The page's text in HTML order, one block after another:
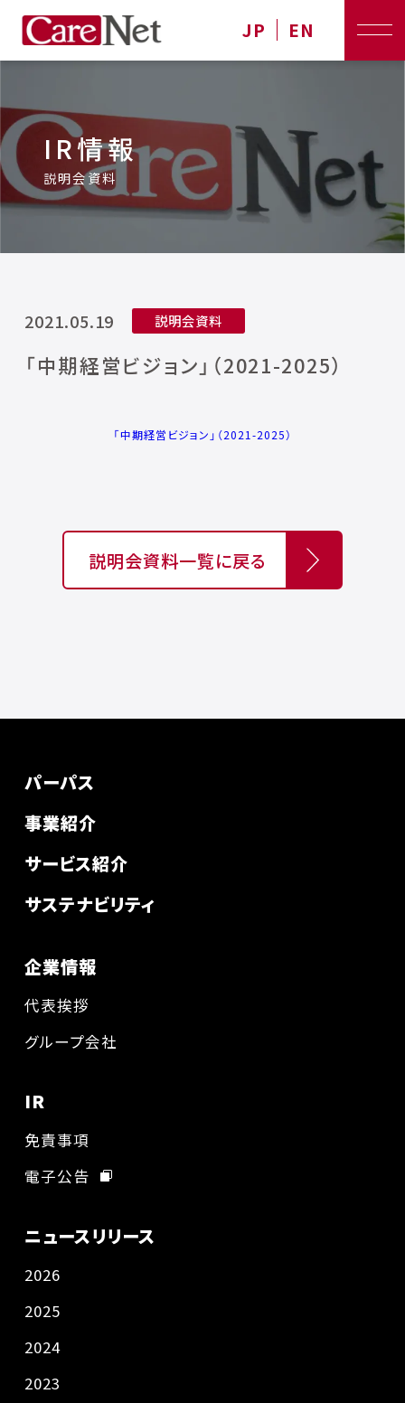
JP EN
IR情報
説明会資料
2021.05.19 説明会資料
「中期経営ビジョン」（2021-2025）
「中期経営ビジョン」（2021-2025）
説明会資料一覧に戻る
パーパス
事業紹介
サービス紹介
サステナビリティ
企業情報
代表挨拶
グループ会社
IR
免責事項
電子公告
ニュースリリース
2026
2025
2024
2023